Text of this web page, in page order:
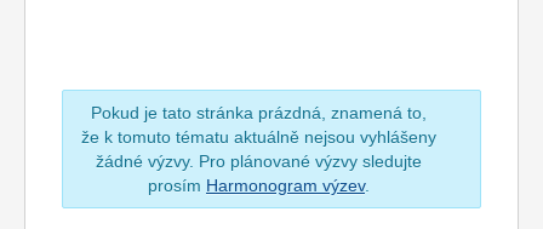
Pokud je tato stránka prázdná, znamená to,
že k tomuto tématu aktuálně nejsou vyhlášeny
žádné výzvy. Pro plánované výzvy sledujte
prosím Harmonogram výzev.